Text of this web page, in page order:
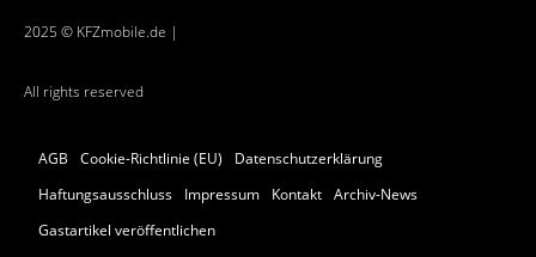
2025 © KFZmobile.de |
All rights reserved
AGB Cookie-Richtlinie (EU)
Datenschutzerklärung
Haftungsausschluss
Impressum Kontakt Archiv-News
Gastartikel veröffentlichen